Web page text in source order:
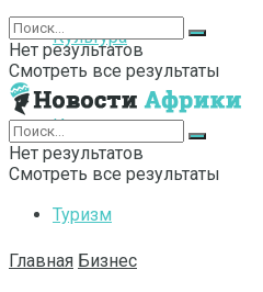
Культура
Интернет
Туризм
Нет результатов
Смотреть все результаты
Нет результатов
Смотреть все результаты
Главная Бизнес